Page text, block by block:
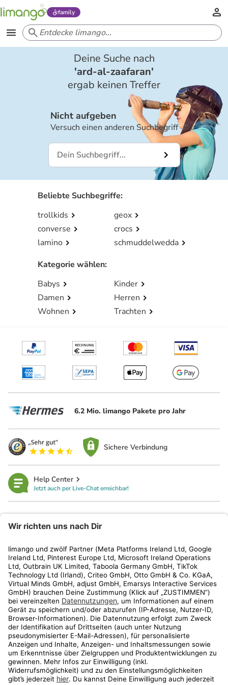
family
Deine Suche nach
'ard-al-zaafaran'
ergab keinen Treffer
Nicht aufgeben
Versuch einen anderen Suchbegriff
Beliebte Suchbegriffe:
trollkids
geox
converse
crocs
lamino
schmuddelwedda
Kategorie wählen:
Babys
Kinder
Damen
Herren
Wohnen
Trachten
6.2 Mio. limango Pakete pro Jahr
Sichere Verbindung
Help Center
Jetzt auch per Live-Chat erreichbar!
Kundenservice
Shop
Aktionen
Travel